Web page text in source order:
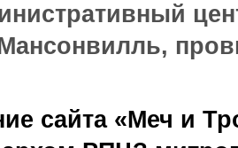
сайта «Меч и